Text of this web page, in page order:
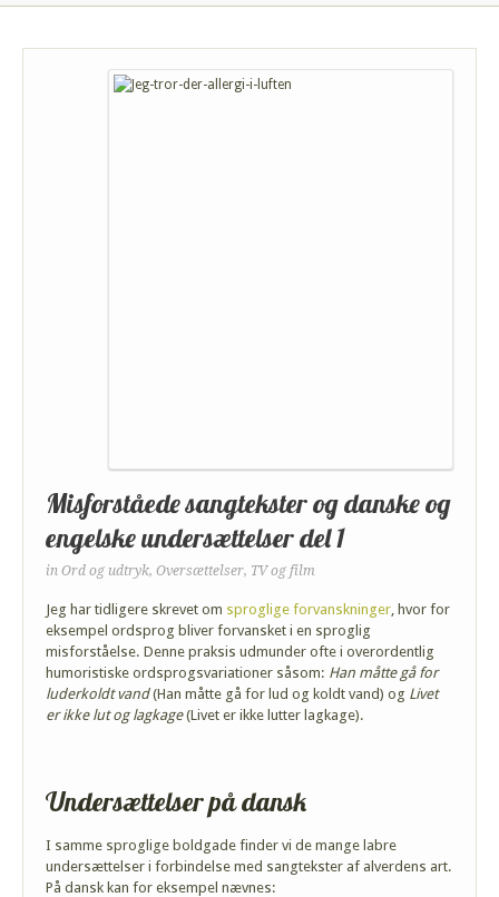
Misforståede sangtekster og danske og
engelske undersættelser del 1
in Ord og udtryk, Oversættelser, TV og film
Jeg har tidligere skrevet om sproglige forvanskninger, hvor for
eksempel ordsprog bliver forvansket i en sproglig
misforståelse. Denne praksis udmunder ofte i overordentlig
humoristiske ordsprogsvariationer såsom: Han måtte gå for
luderkoldt vand(Han måtte gå for lud og koldt vand) og Livet
er ikke lut og lagkage(Livet er ikke lutter lagkage).
Undersættelser på dansk
I samme sproglige boldgade finder vi de mange labre
undersættelser i forbindelse med sangtekster af alverdens art.
På dansk kan for eksempel nævnes: